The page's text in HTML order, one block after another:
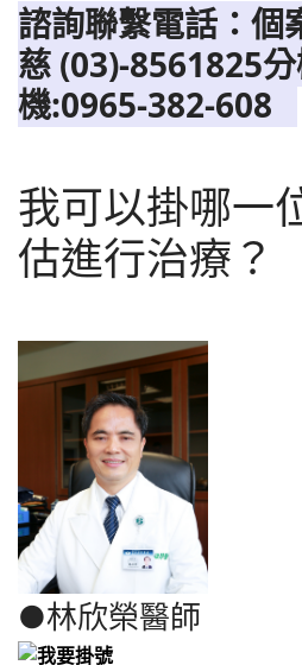
諮詢聯繫電話：個
慈 (03)-8561825
機:0965-382-608
我可以掛哪一
估進行治療？
●林欣榮醫師